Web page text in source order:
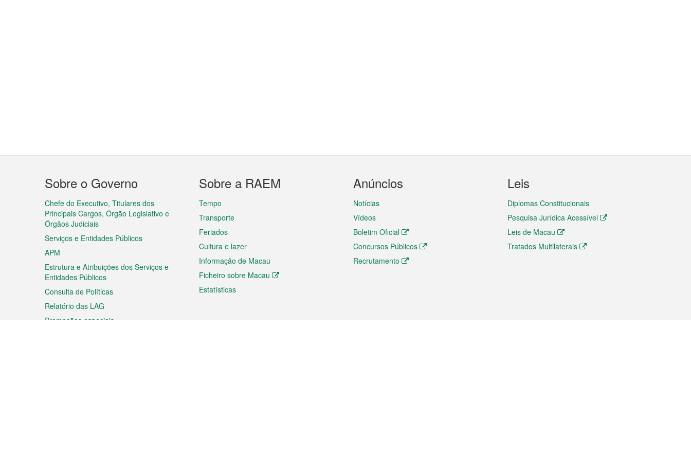
Menu
do
rodapé
Sobre o Governo
Chefe do Executivo, Titulares dos
Principais Cargos, Órgão Legislativo e
Órgãos Judiciais
Serviços e Entidades Públicos
APM
Estrutura e Atribuições dos Serviços e
Entidades Públicos
Consulta de Políticas
Relatório das LAG
Promoções especiais
Sobre a RAEM
Tempo
Transporte
Feriados
Cultura e lazer
Informação de Macau
Ficheiro sobre Macau
Estatísticas
Anúncios
Notícias
Vídeos
Boletim Oficial
Concursos Públicos
Recrutamento
Leis
Diplomas Constitucionais
Pesquisa Jurídica Acessível
Leis de Macau
Tratados Multilaterais